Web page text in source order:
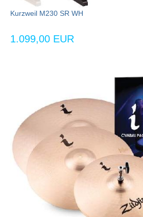
Kurzweil M230 SR WH
1.099,00 EUR